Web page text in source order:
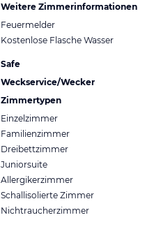
Weitere Zimmerinformationen
Feuermelder
Kostenlose Flasche Wasser
Safe
Weckservice/Wecker
Zimmertypen
Einzelzimmer
Familienzimmer
Dreibettzimmer
Juniorsuite
Allergikerzimmer
Schallisolierte Zimmer
Nichtraucherzimmer